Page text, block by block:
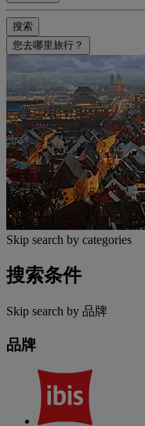
搜索
您去哪里旅行？
Skip search by categories
搜索条件
Skip search by 品牌
品牌